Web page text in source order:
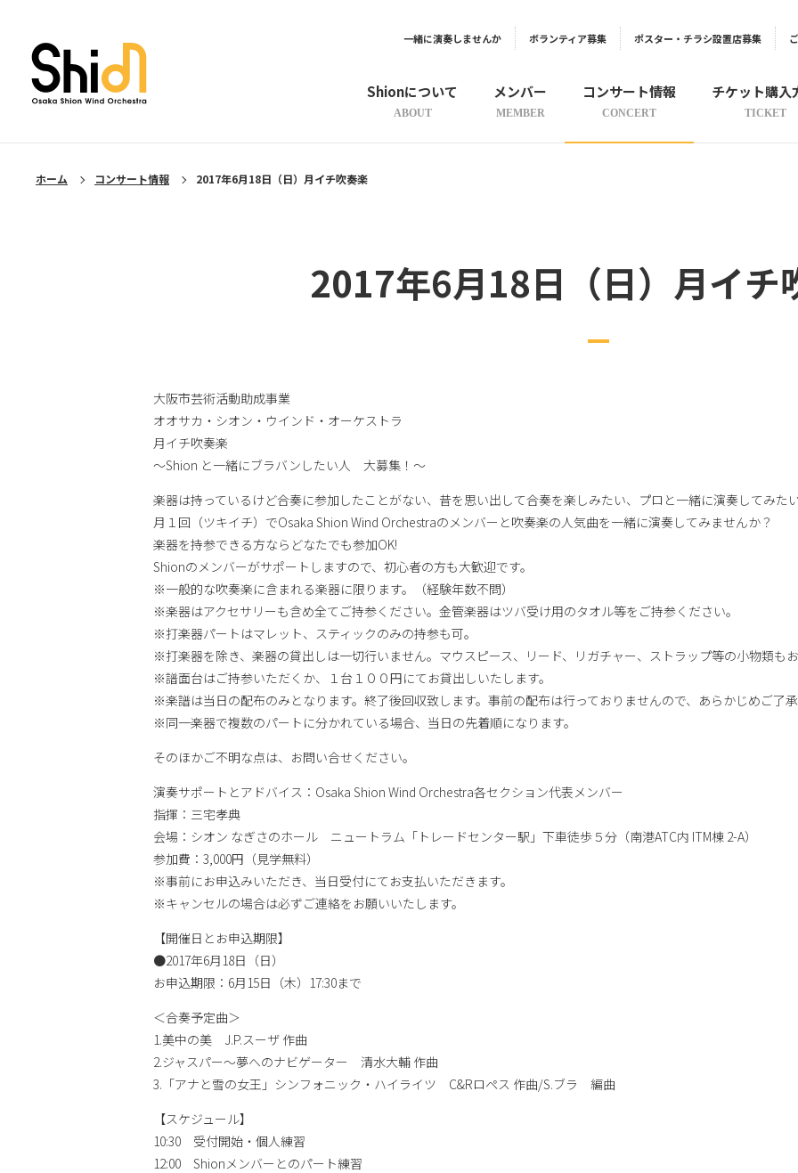
Shionについて
ABOUT
メンバー
MEMBER
コンサート情報
CONCERT
チケット購入
TICKET
一緒に演奏しませんか ボランティア募集 ポスター・チラシ設置店募集
ホーム コンサート情報 2017年6月18日（日）月イチ吹奏楽
2017年6月18日（日）月イチ
大阪市芸術活動助成事業
オオサカ・シオン・ウインド・オーケストラ
月イチ吹奏楽
～Shion と一緒にブラバンしたい人 大募集！～
楽器は持っているけど合奏に参加したことがない、昔を思い出して合奏を楽しみたい、プロと一緒に演奏してみた
月１回（ツキイチ）でOsaka Shion Wind Orchestraのメンバーと吹奏楽の人気曲を一緒に演奏してみませんか？
楽器を持参できる方ならどなたでも参加OK!
Shionのメンバーがサポートしますので、初心者の方も大歓迎です。
※一般的な吹奏楽に含まれる楽器に限ります。（経験年数不問）
※楽器はアクセサリーも含め全てご持参ください。金管楽器はツバ受け用のタオル等をご持参ください。
※打楽器パートはマレット、スティックのみの持参も可。
※打楽器を除き、楽器の貸出しは一切行いません。マウスピース、リード、リガチャー、ストラップ等の小物類も
※譜面台はご持参いただくか、１台１００円にてお貸出しいたします。
※楽譜は当日の配布のみとなります。終了後回収致します。事前の配布は行っておりませんので、あらかじめご了承
※同一楽器で複数のパートに分かれている場合、当日の先着順になります。
そのほかご不明な点は、お問い合せください。
演奏サポートとアドバイス：Osaka Shion Wind Orchestra各セクション代表メンバー
指揮：三宅孝典
会場：シオン なぎさのホール ニュートラム「トレードセンター駅」下車徒歩５分（南港ATC内 ITM棟 2-A）
参加費：3,000円（見学無料）
※事前にお申込みいただき、当日受付にてお支払いただきます。
※キャンセルの場合は必ずご連絡をお願いいたします。
【開催日とお申込期限】
●2017年6月18日（日）
お申込期限：6月15日（木）17:30まで
＜合奏予定曲＞
1.美中の美 J.P.スーザ 作曲
2.ジャスパー～夢へのナビゲーター 清水大輔 作曲
3.「アナと雪の女王」シンフォニック・ハイライツ C&Rロペス 作曲/S.ブラ 編曲
【スケジュール】
10:30 受付開始・個人練習
12:00 Shionメンバーとのパート練習